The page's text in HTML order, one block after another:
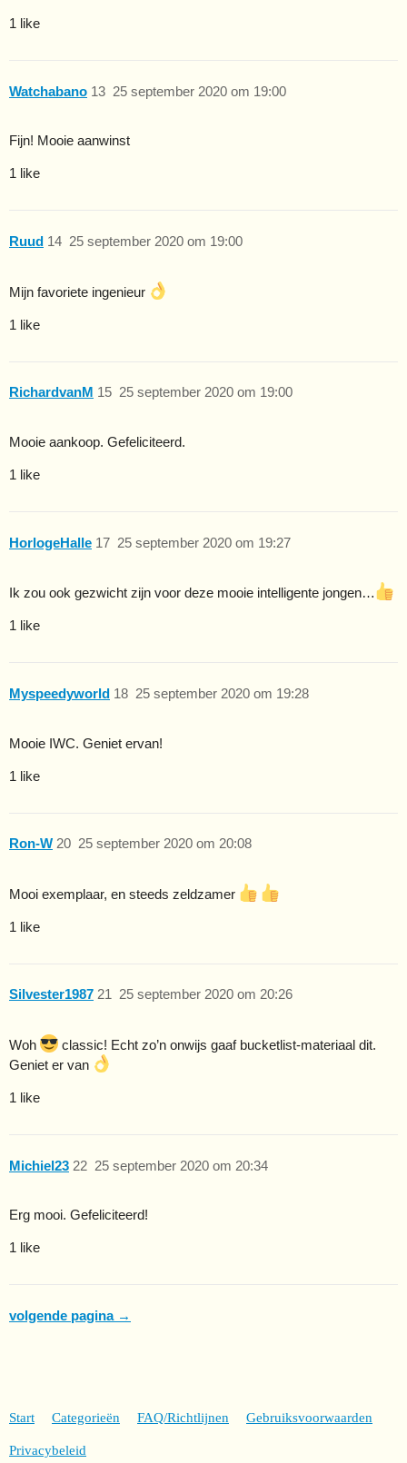
1 like
Watchabano 25 september 2020 om 19:00
13
Fijn! Mooie aanwinst
1 like
Ruud 25 september 2020 om 19:00
14
Mijn favoriete ingenieur
1 like
RichardvanM 25 september 2020 om 19:00
15
Mooie aankoop. Gefeliciteerd.
1 like
HorlogeHalle 25 september 2020 om 19:27
17
Ik zou ook gezwicht zijn voor deze mooie intelligente jongen…
1 like
Myspeedyworld 25 september 2020 om 19:28
18
Mooie IWC. Geniet ervan!
1 like
Ron-W 25 september 2020 om 20:08
20
Mooi exemplaar, en steeds zeldzamer
1 like
Silvester1987 25 september 2020 om 20:26
21
Woh
classic! Echt zo’n onwijs gaaf bucketlist-materiaal dit.
Geniet er van
1 like
Michiel23 25 september 2020 om 20:34
22
Erg mooi. Gefeliciteerd!
1 like
volgende pagina →
Start Categorieën FAQ/Richtlijnen Gebruiksvoorwaarden
Privacybeleid